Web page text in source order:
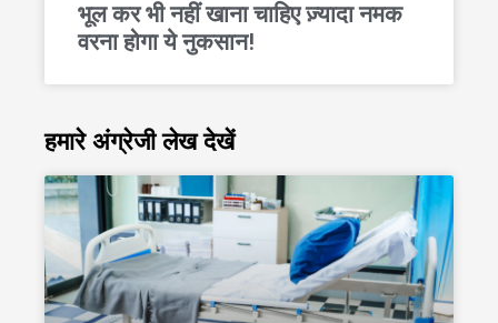
भूल कर भी नहीं खाना चाहिए ज़्यादा नमक
वरना होगा ये नुकसान!
हमारे अंग्रेजी लेख देखें